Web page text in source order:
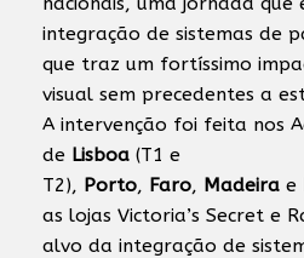
integração de sistemas de
que traz um fortíssimo
visual sem precedentes a
A intervenção foi feita nos
de Lisboa (T1 e
T2), Porto, Faro, Madeira e
as lojas Victoria’s Secret e
alvo da integração de